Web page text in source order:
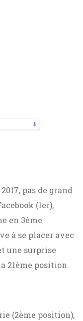
pas de grand
(1er),
en 3ème
à se placer avec
une surprise
21ème position.
(2ème position),